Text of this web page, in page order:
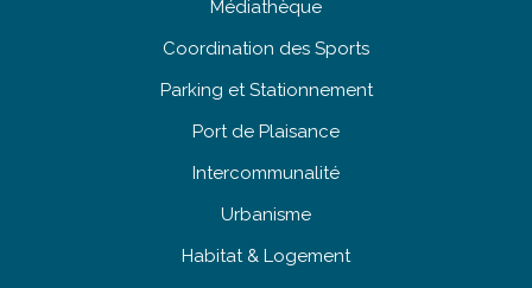
Médiathèque
Coordination des Sports
Parking et Stationnement
Port de Plaisance
Intercommunalité
Urbanisme
Habitat & Logement